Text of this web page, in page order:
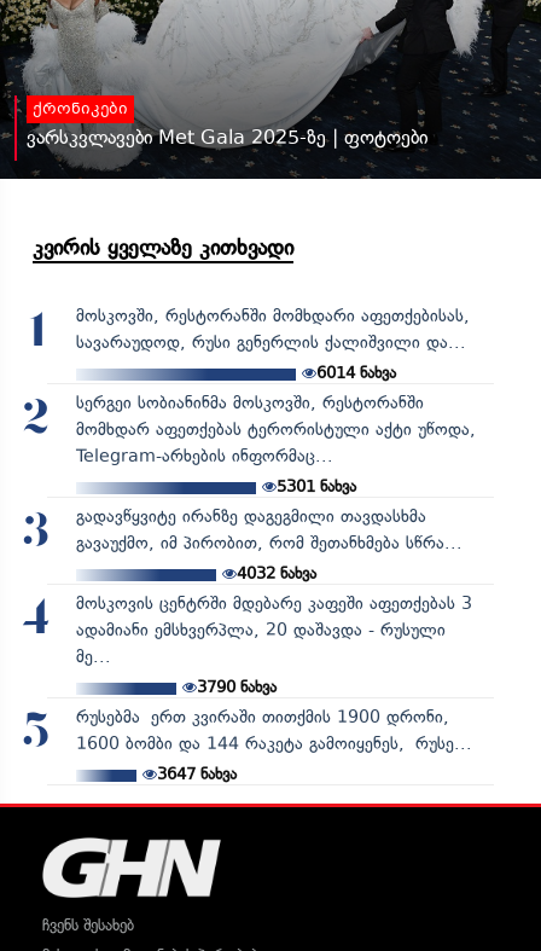
ქრონიკები
ვარსკვლავები Met Gala 2025-ზე | ფოტოები
კვირის ყველაზე კითხვადი
1
მოსკოვში, რესტორანში მომხდარი აფეთქებისას,
სავარაუდოდ, რუსი გენერლის ქალიშვილი და...
6014ნახვა
2
სერგეი სობიანინმა მოსკოვში, რესტორანში
მომხდარ აფეთქებას ტერორისტული აქტი უწოდა,
Telegram-არხების ინფორმაც...
5301ნახვა
3
გადავწყვიტე ირანზე დაგეგმილი თავდასხმა
გავაუქმო, იმ პირობით, რომ შეთანხმება სწრა...
4032ნახვა
4
მოსკოვის ცენტრში მდებარე კაფეში აფეთქებას 3
ადამიანი ემსხვერპლა, 20 დაშავდა - რუსული
მე...
3790ნახვა
5
რუსებმა ერთ კვირაში თითქმის 1900 დრონი,
1600 ბომბი და 144 რაკეტა გამოიყენეს, რუსე...
3647ნახვა
ჩვენს შესახებ